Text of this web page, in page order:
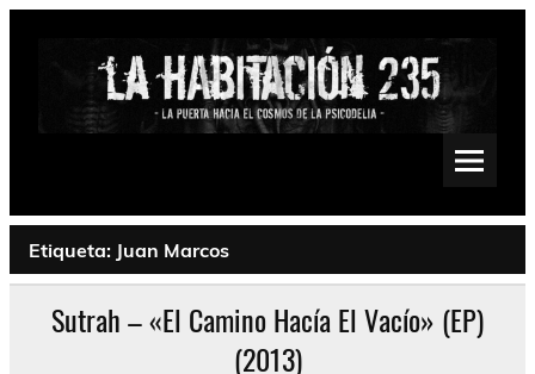
Saltar
Psychedelic, Stoner, Doom, Sludge, Fuzz, Space, Drone
Etiqueta: Juan Marcos
Sutrah – «El Camino Hacía El Vacío» (EP)
(2013)